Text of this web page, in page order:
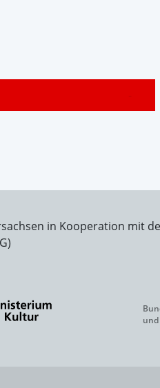
-
in Kooperation mit